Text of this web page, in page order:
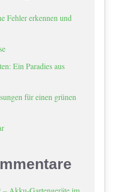
Fehler erkennen und
Ein Paradies aus
für einen grünen